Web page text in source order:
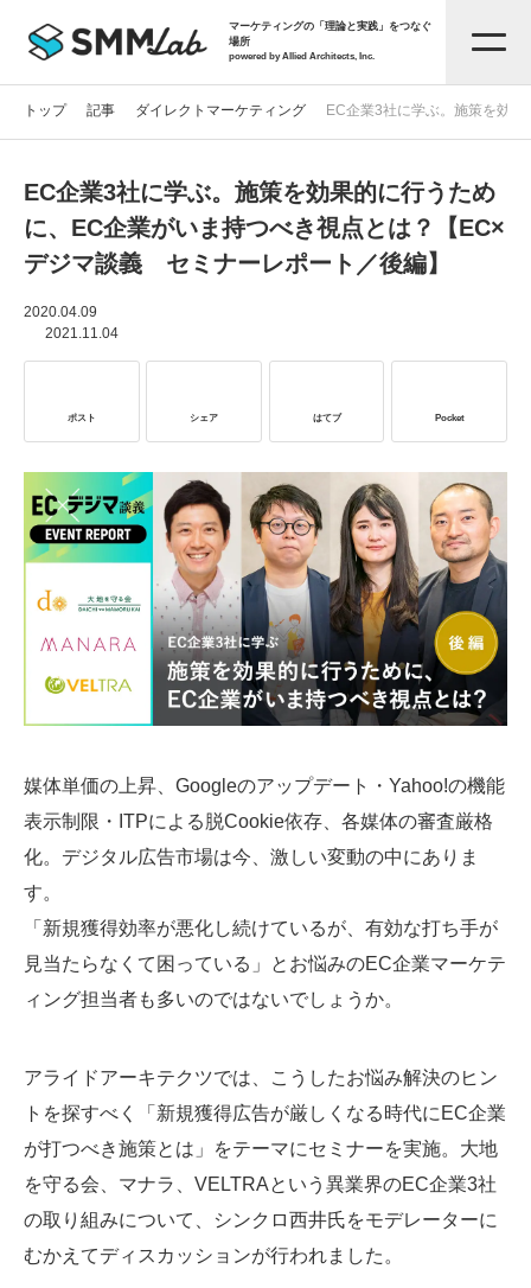
マーケティングの「理論と実践」をつなぐ
場所
powered by Allied Architects, Inc.
記事一覧
タグから探す
お役立ち資料
サービス資料
SMMLabについて
トップ 記事 ダイレクトマーケティング EC企業3社に学ぶ。施策を効
EC企業3社に学ぶ。施策を効果的に行うため
に、EC企業がいま持つべき視点とは？【EC×
デジマ談義 セミナーレポート／後編】
2020.04.09
2021.11.04
ポスト シェア はてブ Pocket
媒体単価の上昇、Googleのアップデート・Yahoo!の機能
表示制限・ITPによる脱Cookie依存、各媒体の審査厳格
化。デジタル広告市場は今、激しい変動の中にありま
す。
「新規獲得効率が悪化し続けているが、有効な打ち手が
見当たらなくて困っている」とお悩みのEC企業マーケテ
ィング担当者も多いのではないでしょうか。
アライドアーキテクツでは、こうしたお悩み解決のヒン
トを探すべく「新規獲得広告が厳しくなる時代にEC企業
が打つべき施策とは」をテーマにセミナーを実施。大地
を守る会、マナラ、VELTRAという異業界のEC企業3社
の取り組みについて、シンクロ西井氏をモデレーターに
むかえてディスカッションが行われました。